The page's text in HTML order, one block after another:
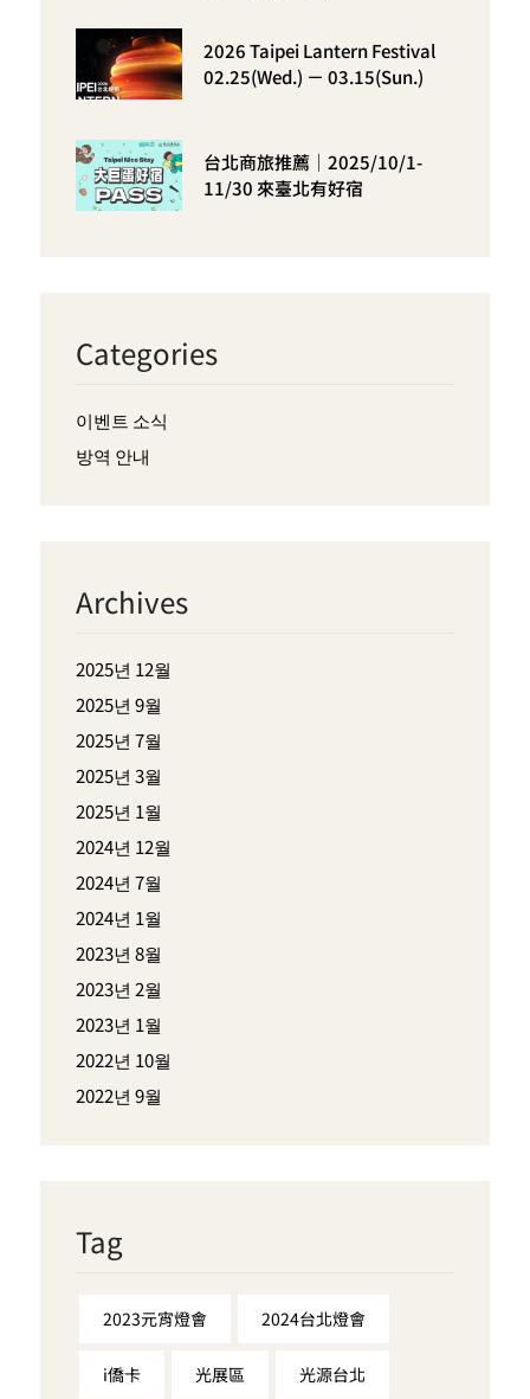
2026 Taipei Lantern Festival
02.25(Wed.) － 03.15(Sun.)
台北商旅推薦｜2025/10/1-
11/30 來臺北有好宿
Categories
이벤트 소식
방역 안내
Archives
2025년 12월
2025년 9월
2025년 7월
2025년 3월
2025년 1월
2024년 12월
2024년 7월
2024년 1월
2023년 8월
2023년 2월
2023년 1월
2022년 10월
2022년 9월
Tag
2023元宵燈會 2024台北燈會
i僑卡 光展區 光源台北